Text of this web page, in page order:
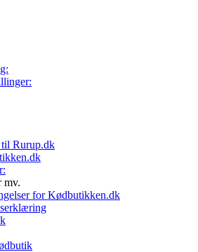
Rurup.dk
mv.
for Kødbutikken.dk